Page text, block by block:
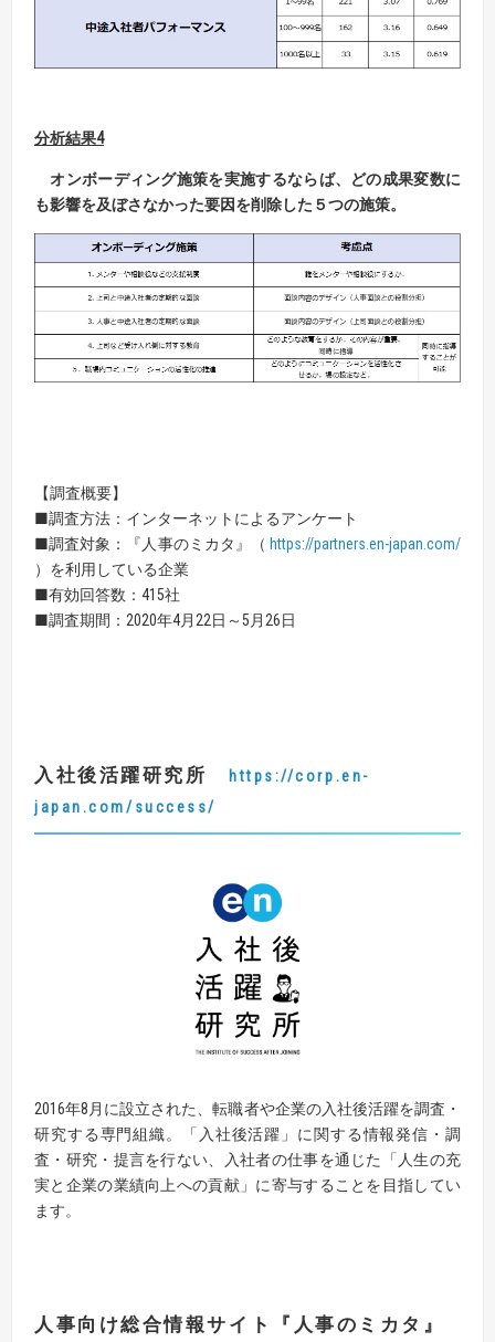
分析結果4
オンボーディング施策を実施するならば、どの成果変数に
も影響を及ぼさなかった要因を削除した５つの施策。
【調査概要】
■調査方法：インターネットによるアンケート
■調査対象：『人事のミカタ』（ https://partners.en-japan.com/
）を利用している企業
■有効回答数：415社
■調査期間：2020年4月22日～5月26日
入社後活躍研究所
https://corp.en-
japan.com/success/
2016年8月に設立された、転職者や企業の入社後活躍を調査・
研究する専門組織。「入社後活躍」に関する情報発信・調
査・研究・提言を行ない、入社者の仕事を通じた「人生の充
実と企業の業績向上への貢献」に寄与することを目指してい
ます。
人事向け総合情報サイト 『 人事のミカタ 』